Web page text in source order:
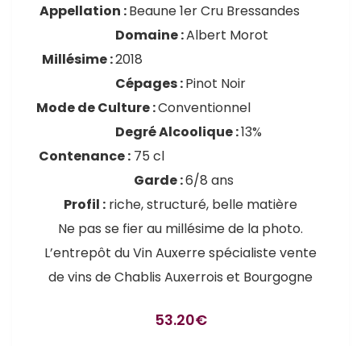
Appellation :Beaune 1er Cru Bressandes
Domaine :Albert Morot
Millésime :2018
Cépages :Pinot Noir
Mode de Culture :Conventionnel
Degré Alcoolique :13%
Contenance : 75 cl
Garde :6/8 ans
Profil : riche, structuré, belle matière
Ne pas se fier au millésime de la photo.
L’entrepôt du Vin Auxerre spécialiste vente
de vins de Chablis Auxerrois et Bourgogne
53.20€